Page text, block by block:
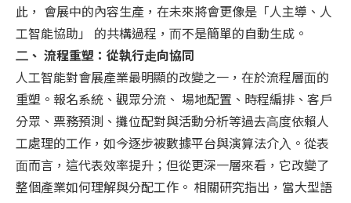
此， 會展中的內容⽣產，在未來將會更像是「⼈主導、⼈
⼯智能協助」 的共構過程，⽽不是簡單的⾃動⽣成。
⼆、 流程重塑：從執⾏⾛向協同
⼈⼯智能對會展產業最明顯的改變之⼀，在於流程層⾯的
重塑。報名系統、觀眾分流、 場地配置、時程編排、客⼾
分眾、票務預測、攤位配對與活動分析等過去⾼度依賴⼈
⼯處理的⼯作，如今逐步被數據平台與演算法介⼊。從表
⾯而言，這代表效率提升；但從更深⼀層來看，它改變了
整個產業如何理解與分配⼯作。 相關研究指出，當⼤型語